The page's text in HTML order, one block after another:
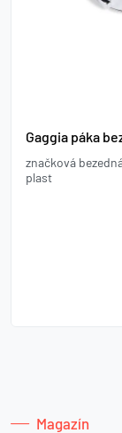
Gaggia páka
značková
plast
Magazín